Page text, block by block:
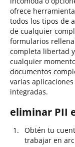
ofrece
todos los tipos de
de cualquier
formularios
completa libertad
cualquier
documentos
varias
integradas.
eliminar PII
Obtén tu
trabajar en